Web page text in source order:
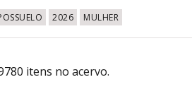
2026 MULHER
itens no acervo.